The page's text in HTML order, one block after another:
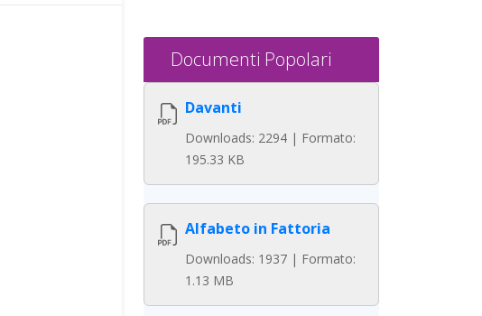
Documenti Popolari
Davanti
Downloads: 2294 | Formato:
195.33 KB
Alfabeto in Fattoria
Downloads: 1937 | Formato:
1.13 MB